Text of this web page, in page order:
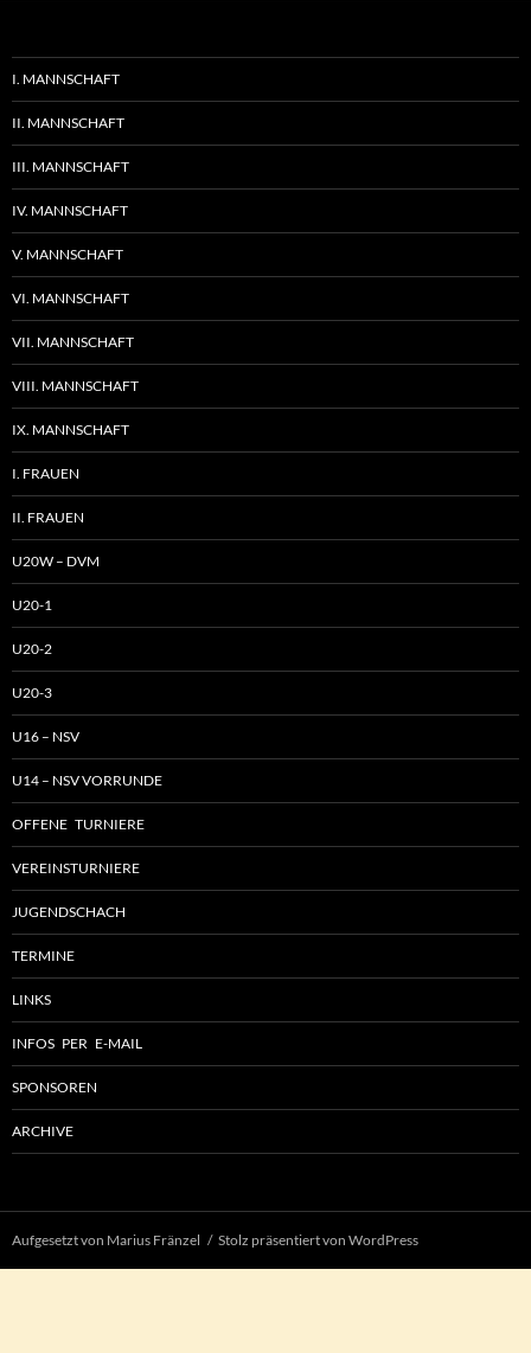
I. MANNSCHAFT
II. MANNSCHAFT
III. MANNSCHAFT
IV. MANNSCHAFT
V. MANNSCHAFT
VI. MANNSCHAFT
VII. MANNSCHAFT
VIII. MANNSCHAFT
IX. MANNSCHAFT
I. FRAUEN
II. FRAUEN
U20W – DVM
U20-1
U20-2
U20-3
U16 – NSV
U14 – NSV VORRUNDE
OFFENE TURNIERE
VEREINSTURNIERE
JUGENDSCHACH
TERMINE
LINKS
INFOS PER E-MAIL
SPONSOREN
ARCHIVE
Aufgesetzt von Marius Fränzel Stolz präsentiert von WordPress